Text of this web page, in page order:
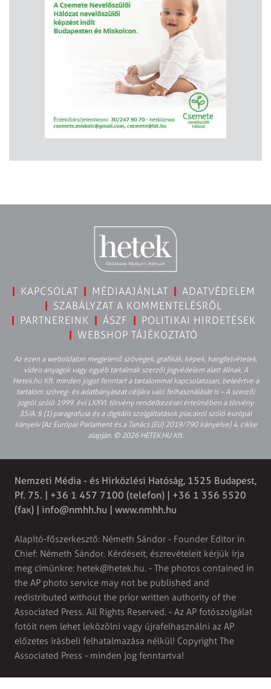
KAPCSOLAT MÉDIAAJÁNLAT
ADATVÉDELEM
SZABÁLYZAT A KOMMENTELÉSRŐL
PARTNEREINK
ÁSZF
POLITIKAI HIRDETÉSEK
WEBSHOP TÁJÉKOZTATÓ
Az ezen a weboldalon megjelenő szövegek, grafikák, képek, hangfelvételek,
video anyagok vagy egyéb tartalmak szerzői jogvédelem alatt állnak. A
Hetek.hu Kft. minden jogot fenntart a tartalommal kapcsolatosan, beleértve a
tartalom szöveg- és adatbányászat céljára való felhasználását is – A szerzői
jogról szóló 1999. évi LXXVI. törvény rendelkezései értelmében a törvény
35/A. § (1) paragrafusa és a digitális szolgáltatások piacairól szóló európai
irányelv (Az Európai Parlament és a Tanács (EU) 2019/790 Irányelve) 4. cikke
alapján. © 2026 HETEK.HU Kft.
Nemzeti Média - és Hírközlési Hatóság, 1525 Budapest,
Pf. 75. | +36 1 457 7100 (telefon) | +36 1 356 5520
(fax) | info@nmhh.hu | www.nmhh.hu
Alapító-főszerkesztő: Németh Sándor - Founder Editor in
Chief: Németh Sándor. Kérdéseit, észrevételeit kérjük írja
meg címünkre: hetek@hetek.hu. - The photos contained in
the AP photo service may not be published and
redistributed without the prior written authority of the
Associated Press. All Rights Reserved. - Az AP fotószolgálat
fotóit nem lehet leközölni vagy újrafelhasználni az AP
előzetes írásbeli felhatalmazása nélkül! Copyright The
Associated Press - minden jog fenntartva!